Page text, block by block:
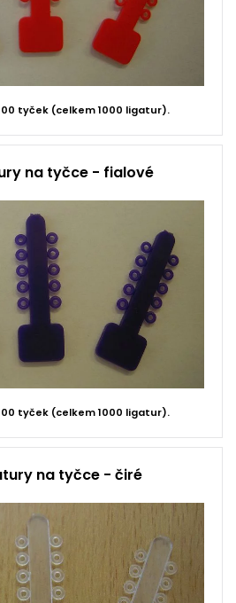
tyček (celkem 1000 ligatur).
na tyčce - fialové
tyček (celkem 1000 ligatur).
na tyčce - čiré